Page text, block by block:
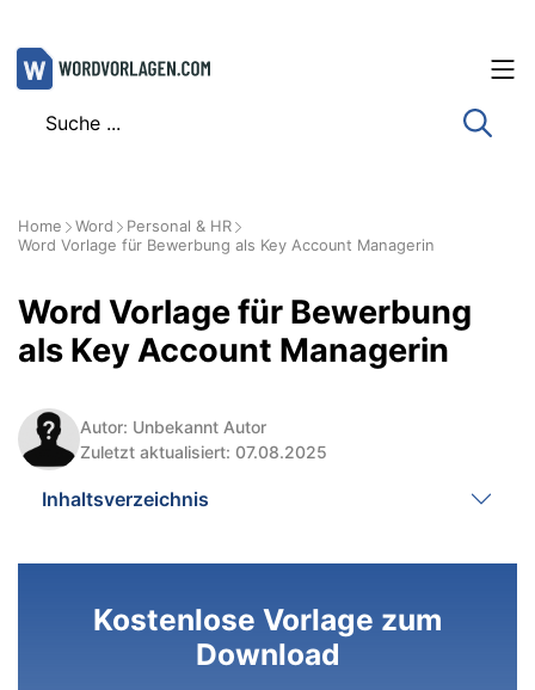
Zum
Inhalt
Home Word
Personal & HR
Word Vorlage für Bewerbung als Key Account Managerin
Word Vorlage für Bewerbung
als Key Account Managerin
Autor: Unbekannt Autor
Zuletzt aktualisiert: 07.08.2025
Inhaltsverzeichnis
Kostenlose Vorlage zum
Download